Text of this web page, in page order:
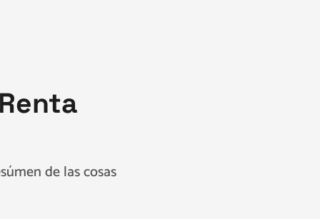
de las cosas